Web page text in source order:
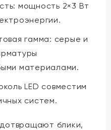
мощность 2×3 Вт
гамма: серые и
материалами.
LED совместим
систем.
блики,